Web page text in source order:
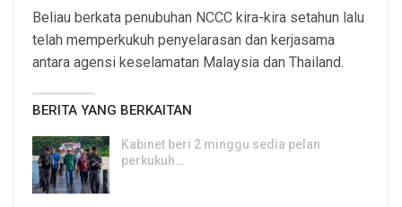
Beliau berkata penubuhan NCCC kira-kira setahun lalu
telah memperkukuh penyelarasan dan kerjasama
antara agensi keselamatan Malaysia dan Thailand.
BERITA YANG BERKAITAN
Kabinet beri 2 minggu sedia pelan
perkukuh…